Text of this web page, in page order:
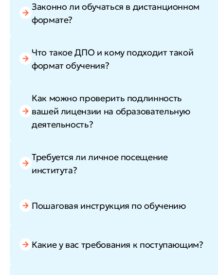
Законно ли обучаться в дистанционном
формате?
Что такое ДПО и кому подходит такой
формат обучения?
Как можно проверить подлинность
вашей лицензии на образовательную
деятельность?
Требуется ли личное посещение
института?
Пошаговая инструкция по обучению
Какие у вас требования к поступающим?